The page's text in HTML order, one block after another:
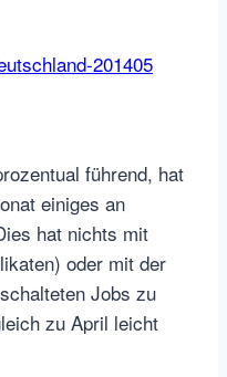
führend, hat
einiges an
hat nichts mit
oder mit der
Jobs zu
zu April leicht